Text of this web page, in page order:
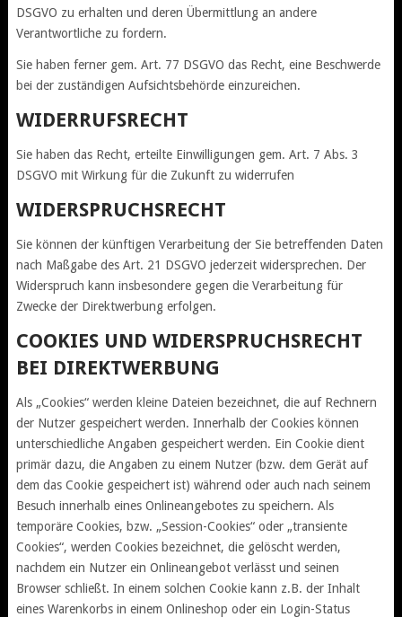
DSGVO zu erhalten und deren Übermittlung an andere
Verantwortliche zu fordern.
Sie haben ferner gem. Art. 77 DSGVO das Recht, eine Beschwerde
bei der zuständigen Aufsichtsbehörde einzureichen.
WIDERRUFSRECHT
Sie haben das Recht, erteilte Einwilligungen gem. Art. 7 Abs. 3
DSGVO mit Wirkung für die Zukunft zu widerrufen
WIDERSPRUCHSRECHT
Sie können der künftigen Verarbeitung der Sie betreffenden Daten
nach Maßgabe des Art. 21 DSGVO jederzeit widersprechen. Der
Widerspruch kann insbesondere gegen die Verarbeitung für
Zwecke der Direktwerbung erfolgen.
COOKIES UND WIDERSPRUCHSRECHT
BEI DIREKTWERBUNG
Als „Cookies“ werden kleine Dateien bezeichnet, die auf Rechnern
der Nutzer gespeichert werden. Innerhalb der Cookies können
unterschiedliche Angaben gespeichert werden. Ein Cookie dient
primär dazu, die Angaben zu einem Nutzer (bzw. dem Gerät auf
dem das Cookie gespeichert ist) während oder auch nach seinem
Besuch innerhalb eines Onlineangebotes zu speichern. Als
temporäre Cookies, bzw. „Session-Cookies“ oder „transiente
Cookies“, werden Cookies bezeichnet, die gelöscht werden,
nachdem ein Nutzer ein Onlineangebot verlässt und seinen
Browser schließt. In einem solchen Cookie kann z.B. der Inhalt
eines Warenkorbs in einem Onlineshop oder ein Login-Status